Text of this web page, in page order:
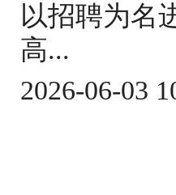
以招聘为名
高...
2026-06-03